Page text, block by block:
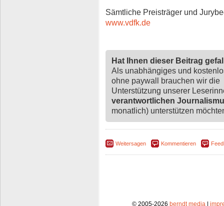
Sämtliche Preisträger und
www.vdfk.de
Hat Ihnen dieser Beitrag
Als unabhängiges und
ohne paywall brauchen wir die
Unterstützung unserer
verantwortlichen
monatlich) unterstützen
Weitersagen Kommentieren
© 2005-2026 berndt media |